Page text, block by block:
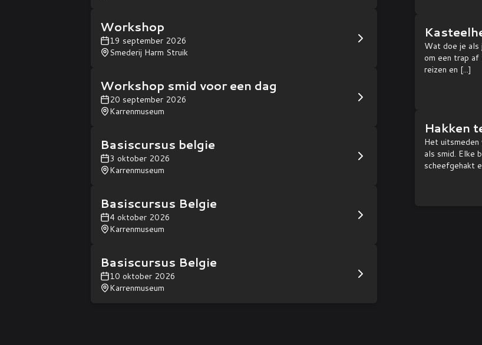
Workshop
19 september 2026
Smederij Harm Struik
Workshop smid voor een dag
20 september 2026
Karrenmuseum
Basiscursus belgie
3 oktober 2026
Karrenmuseum
Basiscursus Belgie
4 oktober 2026
Karrenmuseum
Basiscursus Belgie
10 oktober 2026
Karrenmuseum
Wat doe je als
om een trap
reizen en [...]
Hakken
Het
als smid. Elke
scheefgehakt